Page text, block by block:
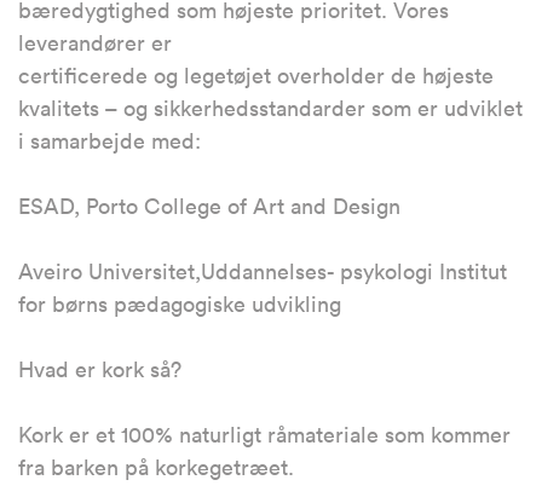
bæredygtighed som højeste prioritet. Vores
leverandører er
certificerede og legetøjet overholder de højeste
kvalitets – og sikkerhedsstandarder som er udviklet
i samarbejde med:
ESAD, Porto College of Art and Design
Aveiro Universitet,Uddannelses- psykologi Institut
for børns pædagogiske udvikling
Hvad er kork så?
Kork er et 100% naturligt råmateriale som kommer
fra barken på korkegetræet.